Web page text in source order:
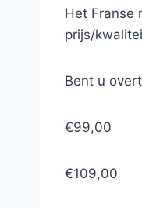
Het Franse
prijs/
Bent u
€99,00
€109,00